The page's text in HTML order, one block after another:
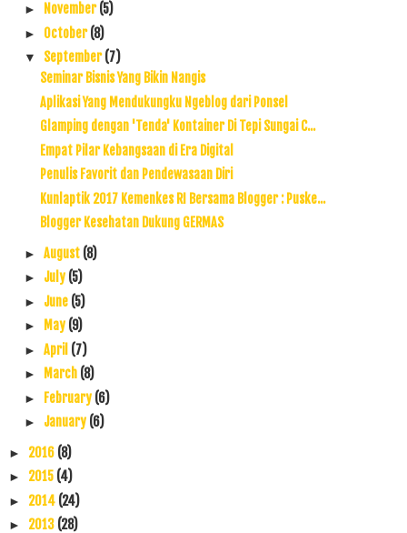
► November(5)
► October(8)
▼ September(7)
Seminar Bisnis Yang Bikin Nangis
Aplikasi Yang Mendukungku Ngeblog dari Ponsel
Glamping dengan 'Tenda' Kontainer Di Tepi Sungai C...
Empat Pilar Kebangsaan di Era Digital
Penulis Favorit dan Pendewasaan Diri
Kunlaptik 2017 Kemenkes RI Bersama Blogger : Puske...
Blogger Kesehatan Dukung GERMAS
► August (8)
► July (5)
► June (5)
► May (9)
► April (7)
► March (8)
► February (6)
► January (6)
► 2016 (8)
► 2015 (4)
► 2014 (24)
► 2013 (28)